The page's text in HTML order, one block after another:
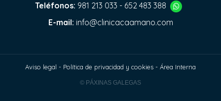
Teléfonos: 981 213 033 - 652 483 388
E-mail: info@clinicacaamano.com
Aviso legal - Política de privacidad y cookies - Área Interna
© PÁXINAS GALEGAS